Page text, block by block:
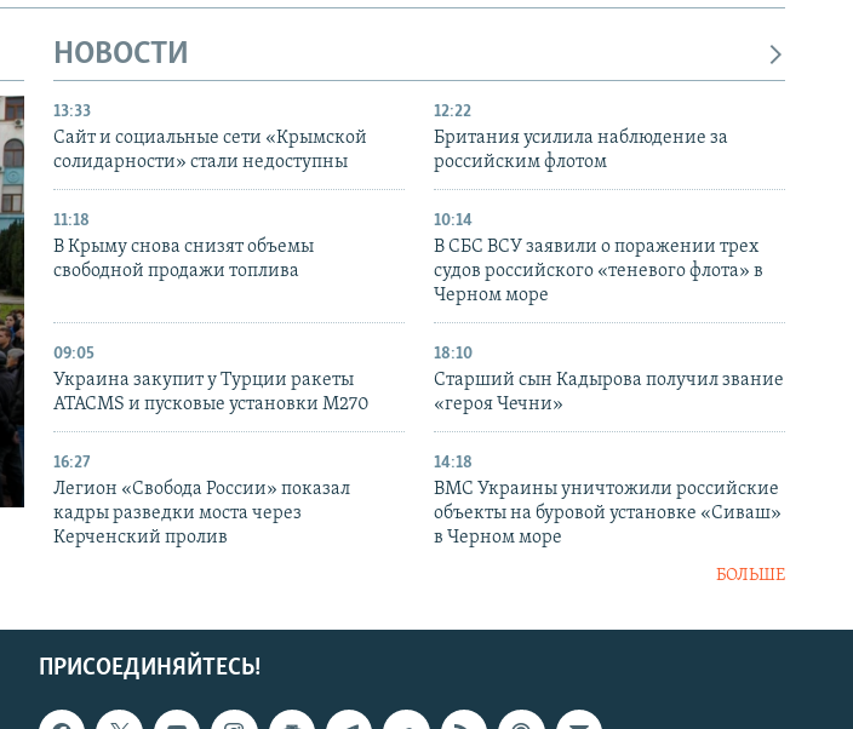
НОВОСТИ
13:33
Сайт и социальные сети «Крымской
солидарности» стали недоступны
12:22
Британия усилила наблюдение за
российским флотом
11:18
В Крыму снова снизят объемы
свободной продажи топлива
10:14
В СБС ВСУ заявили о поражении трех
судов российского «теневого флота» в
Черном море
09:05
Украина закупит у Турции ракеты
ATACMS и пусковые установки M270
18:10
Старший сын Кадырова получил звание
«героя Чечни»
16:27
Легион «Свобода России» показал
кадры разведки моста через
Керченский пролив
14:18
ВМС Украины уничтожили российские
объекты на буровой установке «Сиваш»
в Черном море
БОЛЬШЕ
ПРИСОЕДИНЯЙТЕСЬ!